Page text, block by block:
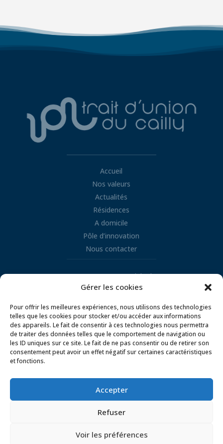
Gérer les cookies
Pour offrir les meilleures expériences, nous utilisons des technologies
telles que les cookies pour stocker et/ou accéder aux informations
des appareils. Le fait de consentir à ces technologies nous permettra
de traiter des données telles que le comportement de navigation ou
les ID uniques sur ce site. Le fait de ne pas consentir ou de retirer son
consentement peut avoir un effet négatif sur certaines caractéristiques
et fonctions.
Accepter
Refuser
Voir les préférences
Accueil
Nos valeurs
Actualités
Résidences
A domicile
Pôle d’innovation
Nous contacter
Retrouvez nous sur LinkedIn

Mentions légales
Conditions d’utilisation
Politique de gestion des cookies
Politique de confidentialité